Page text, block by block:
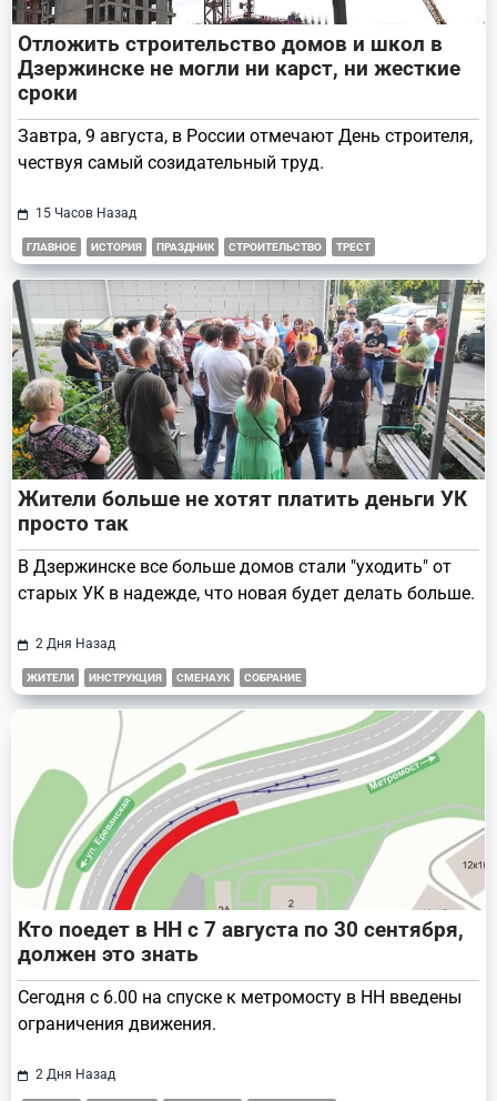
Отложить строительство домов и школ в
Дзержинске не могли ни карст, ни жесткие
сроки
Завтра, 9 августа, в России отмечают День строителя,
чествуя самый созидательный труд.
15 Часов Назад
ГЛАВНОЕ ИСТОРИЯ ПРАЗДНИК СТРОИТЕЛЬСТВО ТРЕСТ
Жители больше не хотят платить деньги УК
просто так
В Дзержинске все больше домов стали "уходить" от
старых УК в надежде, что новая будет делать больше.
2 Дня Назад
ЖИТЕЛИ ИНСТРУКЦИЯ СМЕНАУК СОБРАНИЕ
Кто поедет в НН с 7 августа по 30 сентября,
должен это знать
Сегодня с 6.00 на спуске к метромосту в НН введены
ограничения движения.
2 Дня Назад